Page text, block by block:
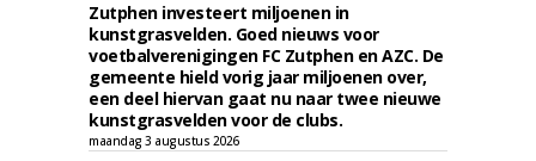
Zutphen investeert miljoenen in
kunstgrasvelden. Goed nieuws voor
voetbalverenigingen FC Zutphen en AZC. De
gemeente hield vorig jaar miljoenen over,
een deel hiervan gaat nu naar twee nieuwe
kunstgrasvelden voor de clubs.
maandag 3 augustus 2026